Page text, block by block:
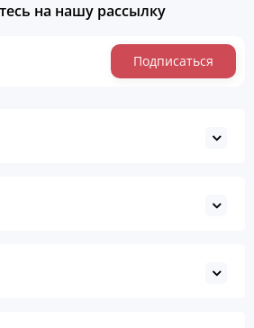
на нашу рассылку
Подписаться